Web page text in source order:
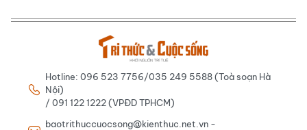
Hotline: 096 523 7756/035 249 5588 (Toà soạn Hà
Nội)
/ 091 122 1222 (VPĐD TPHCM)
baotrithuccuocsong@kienthuc.net.vn -